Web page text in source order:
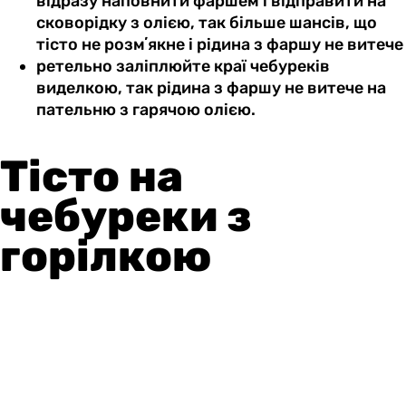
сковорідку з олією, так більше шансів, що
тісто не розмʼякне і рідина з фаршу не витече
ретельно заліплюйте краї чебуреків
виделкою, так рідина з фаршу не витече на
пательню з гарячою олією.
Тісто на
чебуреки з
горілкою